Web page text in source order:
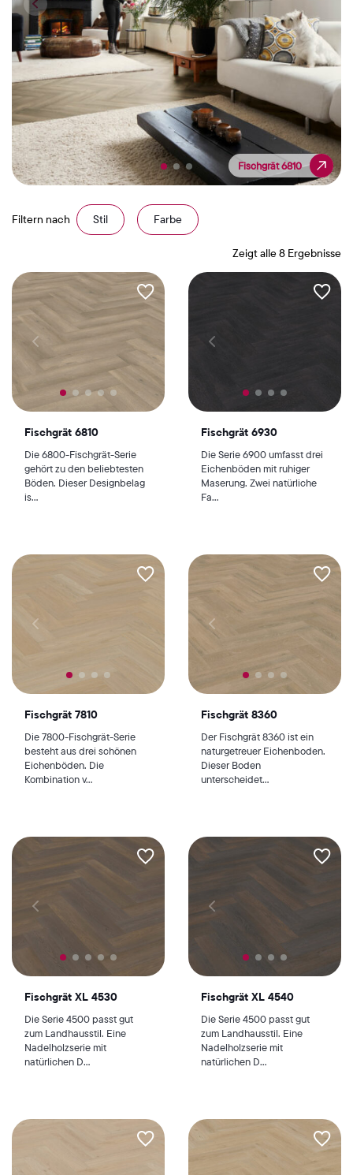
Fischgrät 6810
Fischgrät 6810
Filtern nach Stil Farbe
Zeigt alle 8 Ergebnisse
Fischgrät 6810
Die 6800-Fischgrät-Serie
gehört zu den beliebtesten
Böden. Dieser Designbelag
is...
Fischgrät 6930
Die Serie 6900 umfasst drei
Eichenböden mit ruhiger
Maserung. Zwei natürliche
Fa...
Fischgrät 7810
Die 7800-Fischgrät-Serie
besteht aus drei schönen
Eichenböden. Die
Kombination v...
Fischgrät 8360
Der Fischgrät 8360 ist ein
naturgetreuer Eichenboden.
Dieser Boden
unterscheidet...
Fischgrät XL 4530
Die Serie 4500 passt gut
zum Landhausstil. Eine
Nadelholzserie mit
natürlichen D...
Fischgrät XL 4540
Die Serie 4500 passt gut
zum Landhausstil. Eine
Nadelholzserie mit
natürlichen D...